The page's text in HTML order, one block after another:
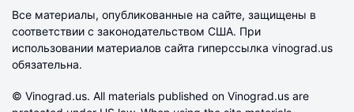
Все материалы, опубликованные на сайте, защищены в
соответствии с законодательством США. При
использовании материалов сайта гиперссылка vinograd.us
обязательна.
© Vinograd.us. All materials published on Vinograd.us are